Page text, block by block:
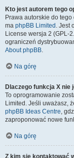
Kto jest autorem tego
Prawa autorskie do
ma phpBB Limited . Jest
License wersja 2 (GPL-
ograniczeń
About phpBB.
Na górę
Dlaczego funkcja X nie
To oprogramowanie
Limited. Jeśli uważasz,
phpBB Ideas Centre,
zaproponować nowe
Na górę
Z kim się kontaktować